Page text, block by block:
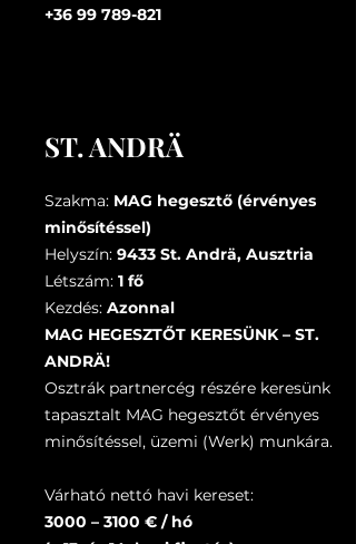
+36 99 789-821
ST. ANDRÄ
Szakma: MAG hegesztő (érvényes
minősítéssel)
Helyszín: 9433 St. Andrä, Ausztria
Létszám: 1 fő
Kezdés: Azonnal
MAG HEGESZTŐT KERESÜNK – ST.
ANDRÄ!
Osztrák partnercég részére keresünk
tapasztalt MAG hegesztőt érvényes
minősítéssel, üzemi (Werk) munkára.
Várható nettó havi kereset:
3000 – 3100 € / hó